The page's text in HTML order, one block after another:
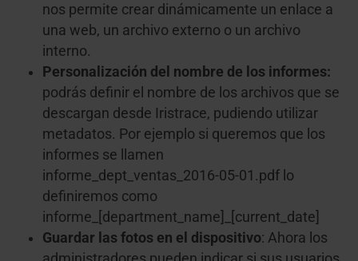
nos permite crear dinámicamente un enlace a
una web, un archivo externo o un archivo
interno.
Personalización del nombre de los informes:
podrás definir el nombre de los archivos que se
descargan desde Iristrace, pudiendo utilizar
metadatos. Por ejemplo si queremos que los
informes se llamen
informe_dept_ventas_2016-05-01.pdf lo
definiremos como
informe_[department_name]_[current_date]
Guardar las fotos en el dispositivo: Ahora los